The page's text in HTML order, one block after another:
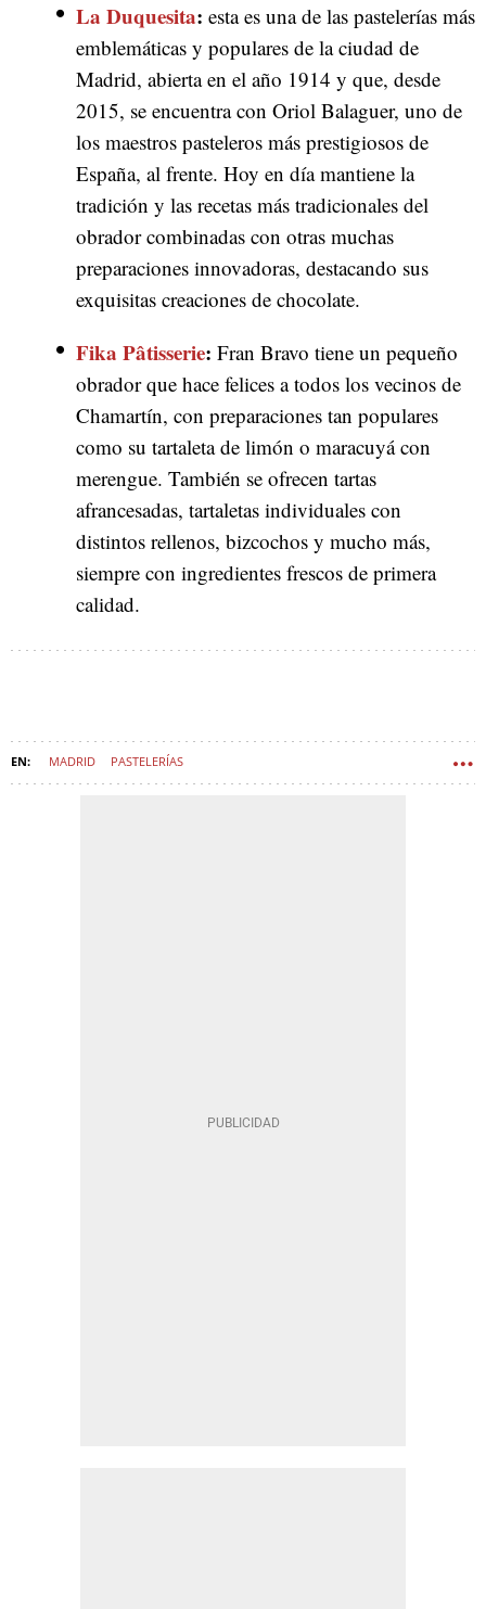
La Duquesita: esta es una de las pastelerías más
emblemáticas y populares de la ciudad de
Madrid, abierta en el año 1914 y que, desde
2015, se encuentra con Oriol Balaguer, uno de
los maestros pasteleros más prestigiosos de
España, al frente. Hoy en día mantiene la
tradición y las recetas más tradicionales del
obrador combinadas con otras muchas
preparaciones innovadoras, destacando sus
exquisitas creaciones de chocolate.
Fika Pâtisserie: Fran Bravo tiene un pequeño
obrador que hace felices a todos los vecinos de
Chamartín, con preparaciones tan populares
como su tartaleta de limón o maracuyá con
merengue. También se ofrecen tartas
afrancesadas, tartaletas individuales con
distintos rellenos, bizcochos y mucho más,
siempre con ingredientes frescos de primera
calidad.
MADRID PASTELERÍAS